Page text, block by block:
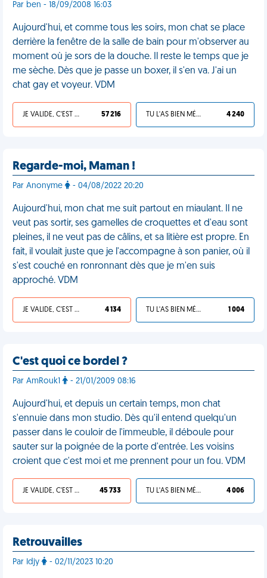
Par ben - 18/09/2008 16:03
Aujourd'hui, et comme tous les soirs, mon chat se place
derrière la fenêtre de la salle de bain pour m'observer au
moment où je sors de la douche. Il reste le temps que je
me sèche. Dès que je passe un boxer, il s'en va. J'ai un
chat gay et voyeur. VDM
JE VALIDE, C'EST UNE VDM 57 216 TU L'AS BIEN MÉRITÉ 4 240
Regarde-moi, Maman !
Par Anonyme - 04/08/2022 20:20
Aujourd'hui, mon chat me suit partout en miaulant. Il ne
veut pas sortir, ses gamelles de croquettes et d'eau sont
pleines, il ne veut pas de câlins, et sa litière est propre. En
fait, il voulait juste que je l'accompagne à son panier, où il
s'est couché en ronronnant dès que je m'en suis
approché. VDM
JE VALIDE, C'EST UNE VDM 4 134 TU L'AS BIEN MÉRITÉ 1 004
C'est quoi ce bordel ?
Par AmRouk1 - 21/01/2009 08:16
Aujourd'hui, et depuis un certain temps, mon chat
s'ennuie dans mon studio. Dès qu'il entend quelqu'un
passer dans le couloir de l'immeuble, il déboule pour
sauter sur la poignée de la porte d'entrée. Les voisins
croient que c'est moi et me prennent pour un fou. VDM
JE VALIDE, C'EST UNE VDM 45 733 TU L'AS BIEN MÉRITÉ 4 006
Retrouvailles
Par Idjy - 02/11/2023 10:20